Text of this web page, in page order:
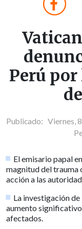
Perú
Publicado: Viernes,
El emisario papal
magnitud del trauma
acción a las
La investigación
aumento
afectados.